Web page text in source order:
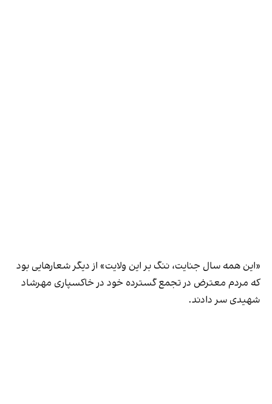
«‌این همه سال جنایت، ننگ بر این ولایت» از دیگر شعارهایی بود
که مردم معترض در تجمع گسترده خود در خاکسپاری مهرشاد
شهیدی سر دادند.